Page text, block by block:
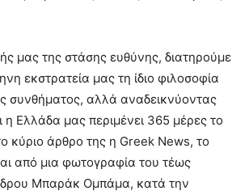
μας της στάσης ευθύνης, διατηρούμε
εκστρατεία μας τη ίδιο φιλοσοφία
συνθήματος, αλλά αναδεικνύοντας
Ελλάδα μας περιμένει 365 μέρες το
κύριο άρθρο της η Greek News, το
από μια φωτογραφία του τέως
Μπαράκ Ομπάμα, κατά την